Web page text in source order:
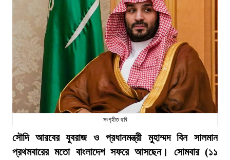
সংগৃহীত ছবি
সৌদি আরবের যুবরাজ ও প্রধানমন্ত্রী মুহাম্মদ বিন সালমান
প্রথমবারের মতো বাংলাদেশ সফরে আসছেন। সোমবার (১১